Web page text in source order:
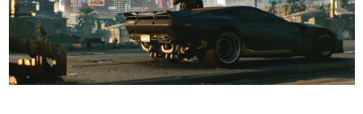
なんでゲームは面白い？
ゲーム開発者・hamatsu氏がゲームの魅力を画面や操作の
具体的な形から解き明かしていく、硬派で骨太な評論連載
です。